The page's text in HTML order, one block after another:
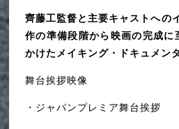
齊藤工監督と主要キャストへの
作の準備段階から映画の完成に
かけたメイキング・ドキュメン
舞台挨拶映像
・ジャパンプレミア舞台挨拶